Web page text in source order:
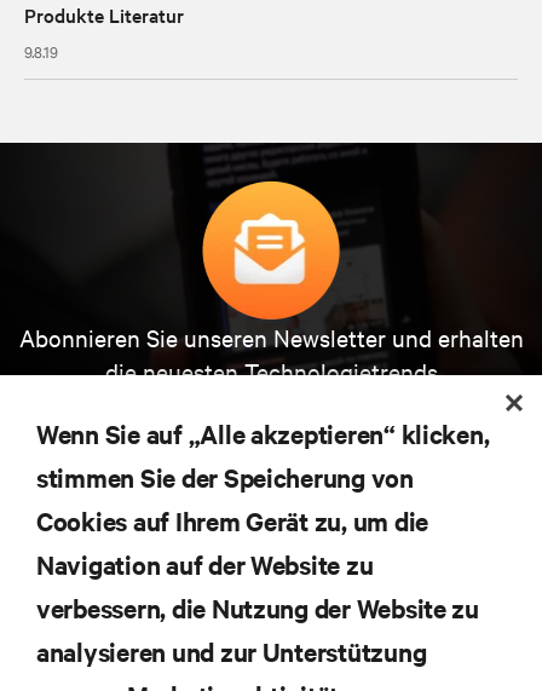
Produkte Literatur
9.8.19
Abonnieren Sie unseren Newsletter und erhalten
die neuesten Technologietrends
Themen der Branche, mit aktuellen Diskussionen
und Einblicken von Experten in das
Rechenzentrums- und Infrastrukturmanagement.
JETZT ANMELDEN
RESSOURCEN
Wenn Sie auf „Alle akzeptieren“ klicken,
stimmen Sie der Speicherung von
Cookies auf Ihrem Gerät zu, um die
Navigation auf der Website zu
verbessern, die Nutzung der Website zu
analysieren und zur Unterstützung